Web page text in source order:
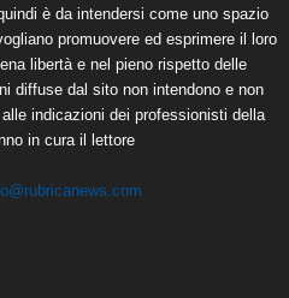
è da intendersi come uno spazio
promuovere ed esprimere il loro
libertà e nel pieno rispetto delle
diffuse dal sito non intendono e non
indicazioni dei professionisti della
in cura il lettore